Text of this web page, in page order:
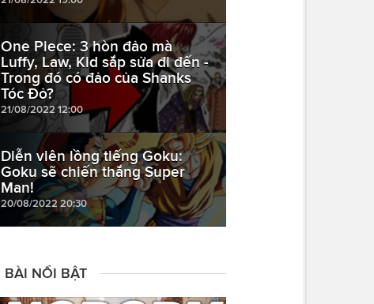
One Piece: 3 hòn đảo mà
Luffy, Law, Kid sắp sửa đi đến -
Trong đó có đảo của Shanks
Tóc Đỏ?
21/08/2022 12:00
Diễn viên lồng tiếng Goku:
Goku sẽ chiến thắng Super
Man!
20/08/2022 20:30
BÀI NỔI BẬT